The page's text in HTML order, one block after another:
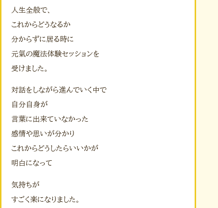
人生全般で、
これからどうなるか
分からずに居る時に
元氣の魔法体験セッションを
受けました。
対話をしながら進んでいく中で
自分自身が
言葉に出来ていなかった
感情や思いが分かり
これからどうしたらいいかが
明白になって
気持ちが
すごく楽になりました。